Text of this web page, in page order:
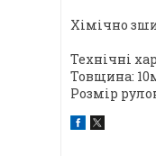
Хімічно
Технічні
Товщина:
Розмір